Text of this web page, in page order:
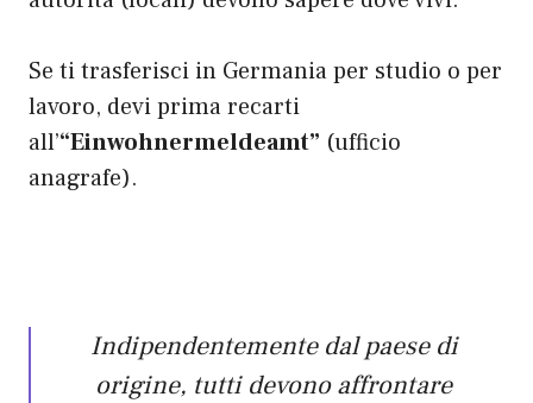
Se ti trasferisci in Germania per studio o per
lavoro, devi prima recarti
all’“Einwohnermeldeamt” (ufficio
anagrafe).
Indipendentemente dal paese di
origine, tutti devono affrontare